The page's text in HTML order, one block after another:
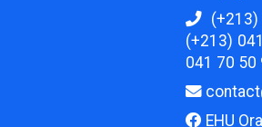
(+213)
041 70 50
EHU